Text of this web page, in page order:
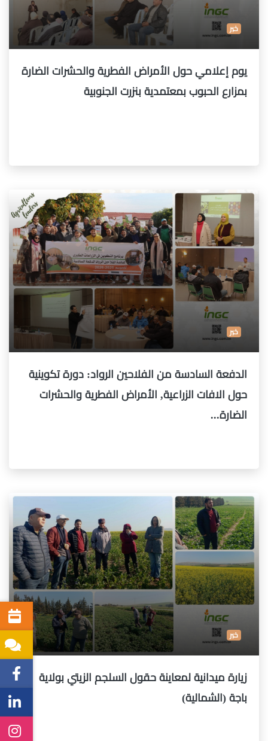
خبر
يوم إعلامي حول الأمراض الفطرية والحشرات الضارة
بمزارع الحبوب بمعتمدية بنزرت الجنوبية
خبر
الدفعة السادسة من الفلاحين الرواد: دورة تكوينية
حول الافات الزراعية, الأمراض الفطرية والحشرات
الضارة...
خبر
زيارة ميدانية لمعاينة حقول السلجم الزيتي بولاية
باجة (الشمالية)